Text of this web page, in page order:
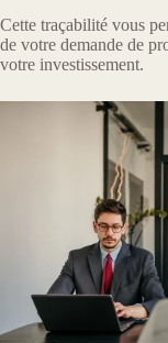
Cette traçabilité vous
de votre demande de
votre investissement.